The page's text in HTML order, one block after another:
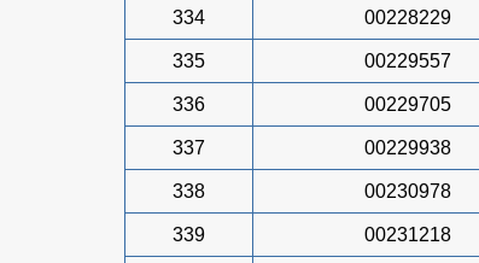
334 00228229
335 00229557
336 00229705
337 00229938
338 00230978
339 00231218